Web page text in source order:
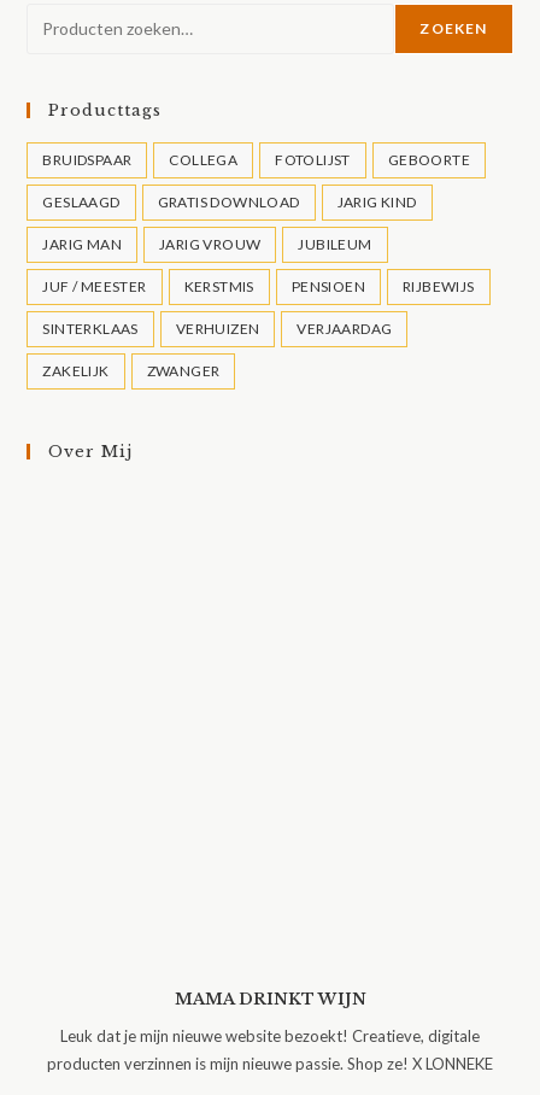
ZOEKEN
Producttags
BRUIDSPAAR COLLEGA FOTOLIJST GEBOORTE
GESLAAGD GRATIS DOWNLOAD JARIG KIND
JARIG MAN JARIG VROUW JUBILEUM
JUF / MEESTER KERSTMIS PENSIOEN RIJBEWIJS
SINTERKLAAS VERHUIZEN VERJAARDAG
ZAKELIJK ZWANGER
Over Mij
MAMA DRINKT WIJN
Leuk dat je mijn nieuwe website bezoekt! Creatieve, digitale
producten verzinnen is mijn nieuwe passie. Shop ze! X LONNEKE